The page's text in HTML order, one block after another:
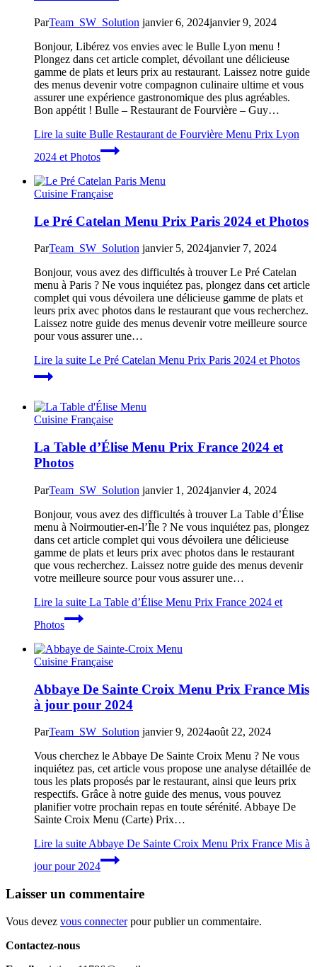
ParTeam_SW_Solution janvier 6, 2024janvier 9, 2024
Bonjour, Libérez vos envies avec le Bulle Lyon menu !
Plongez dans cet article complet, dévoilant une délicieuse
gamme de plats et leurs prix au restaurant. Laissez notre guide
des menus devenir votre compagnon culinaire ultime et vous
assurer une expérience gastronomique des plus agréables.
Bon appétit ! Bulle – Restaurant de Fourvière – Guy…
Lire la suite Bulle Restaurant de Fourvière Menu Prix Lyon
2024 et Photos
Cuisine Française
Le Pré Catelan Menu Prix Paris 2024 et Photos
ParTeam_SW_Solution janvier 5, 2024janvier 7, 2024
Bonjour, vous avez des difficultés à trouver Le Pré Catelan
menu à Paris ? Ne vous inquiétez pas, plongez dans cet article
complet qui vous dévoilera une délicieuse gamme de plats et
leurs prix avec photos dans le restaurant que vous recherchez.
Laissez notre guide des menus devenir votre meilleure source
pour vous assurer une…
Lire la suite Le Pré Catelan Menu Prix Paris 2024 et Photos
Cuisine Française
La Table d’Élise Menu Prix France 2024 et
Photos
ParTeam_SW_Solution janvier 1, 2024janvier 4, 2024
Bonjour, vous avez des difficultés à trouver La Table d’Élise
menu à Noirmoutier-en-l’Île ? Ne vous inquiétez pas, plongez
dans cet article complet qui vous dévoilera une délicieuse
gamme de plats et leurs prix avec photos dans le restaurant
que vous recherchez. Laissez notre guide des menus devenir
votre meilleure source pour vous assurer une…
Lire la suite La Table d’Élise Menu Prix France 2024 et
Photos
Cuisine Française
Abbaye De Sainte Croix Menu Prix France Mis
à jour pour 2024
ParTeam_SW_Solution janvier 9, 2024août 22, 2024
Vous cherchez le Abbaye De Sainte Croix Menu ? Ne vous
inquiétez pas, cet article vous propose une analyse détaillée de
tous les plats proposés par le restaurant, ainsi que leurs prix
respectifs. Grâce à notre guide des menus, vous pouvez
planifier votre prochain repas en toute sérénité. Abbaye De
Sainte Croix Menu (Carte) Prix…
Lire la suite Abbaye De Sainte Croix Menu Prix France Mis à
jour pour 2024
Laisser un commentaire
Vous devez vous connecterpour publier un commentaire.
Contactez-nous